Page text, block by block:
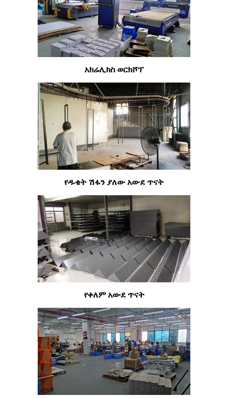
አክሬሊክስ ወርክሾፕ
የዱቄት ሽፋን ያለው አውደ ጥናት
የቀለም አውደ ጥናት